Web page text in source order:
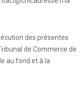
des présentes
de Commerce de
au fond et à la